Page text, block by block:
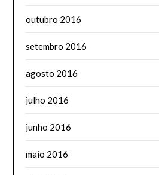
outubro 2016
setembro 2016
agosto 2016
julho 2016
junho 2016
maio 2016